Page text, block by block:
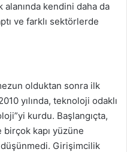
kendini daha da
ve farklı sektörlerde
olduktan sonra ilk
yılında, teknoloji odaklı
kurdu. Başlangıçta,
birçok kapı yüzüne
Girişimcilik